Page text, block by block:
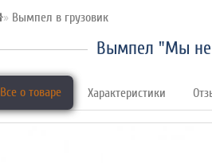
Вымпел в грузовик
Вымпел "Мы не
Все о товаре Характеристики